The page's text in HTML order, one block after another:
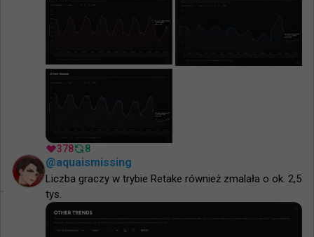
378 8
@aquaismissing
Liczba graczy w trybie Retake również zmalała o ok. 2,5
tys.